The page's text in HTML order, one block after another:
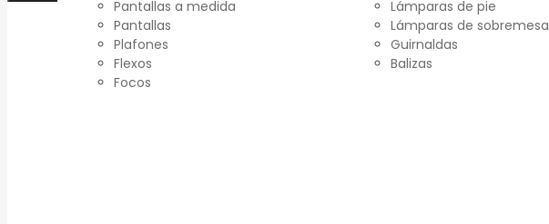
Pantallas a medida
Pantallas
Plafones
Flexos
Focos
Lámparas de pie
Lámparas de sobremesa
Guirnaldas
Balizas